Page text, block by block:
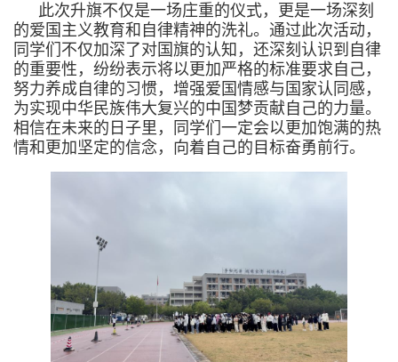
此次升旗不仅是一场庄重的仪式，更是一场深刻
的爱国主义教育和自律精神的洗礼。通过此次活动，
同学们不仅加深了对国旗的认知，还深刻认识到自律
的重要性，纷纷表示将以更加严格的标准要求自己，
努力养成自律的习惯，增强爱国情感与国家认同感，
为实现中华民族伟大复兴的中国梦贡献自己的力量。
相信在未来的日子里，同学们一定会以更加饱满的热
情和更加坚定的信念，向着自己的目标奋勇前行。